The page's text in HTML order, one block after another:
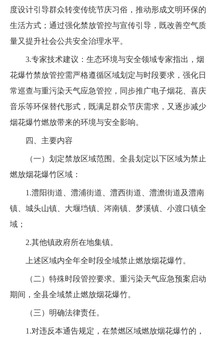
度设计引导群众转变传统节庆习俗，推动形成文明环保的
生活方式；通过强化禁放管控与宣传引导，既改善空气质
量又提升社会公共安全治理水平。
3.专家技术建议：生态环境与安全领域专家指出，烟
花爆竹禁放管控需严格遵循区域划定与时段要求，强化日
常巡查与重污染天气应急管控，同步推广电子烟花、喜庆
音乐等环保替代形式，既满足群众节庆需求，又逐步减少
烟花爆竹燃放带来的环境与安全影响。
四、主要内容
（一）划定禁放区域范围。全县划定以下区域为禁止
燃放烟花爆竹区域：
1.澧阳街道、澧浦街道、澧西街道、澧澹街道及澧南
镇、城头山镇、大堰垱镇、涔南镇、梦溪镇、小渡口镇全
域；
2.其他镇政府所在地集镇。
上述区域内全年全时段全域禁止燃放烟花爆竹。
（二）特殊时段管控要求。重污染天气应急预案启动
期间，全县全域禁止燃放烟花爆竹。
（三）明确法律责任。
1.对违反本通告规定，在禁燃区域燃放烟花爆竹的，